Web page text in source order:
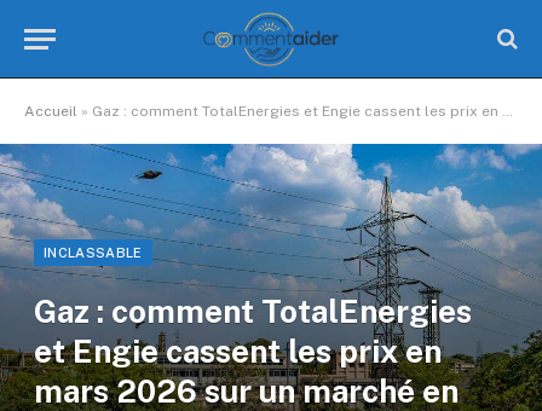
Accueil » Gaz : comment TotalEnergies et Engie cassent les prix en mars 2026 sur un marché en hausse
INCLASSABLE
Gaz : comment TotalEnergies
et Engie cassent les prix en
mars 2026 sur un marché en